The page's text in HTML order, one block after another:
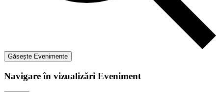
Găsește Evenimente
Navigare în vizualizări Eveniment